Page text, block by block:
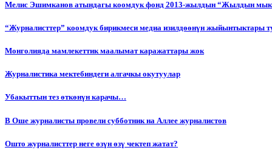
Мелис Эшимканов атындагы коомдук фонд 2013-жылдын “Жылдын
“Журналисттер” коомдук бирикмеси медиа изилдөөнүн жыйынтыктары
Монголияда мамлекеттик маалымат каражаттары жок
Журналистика мектебиндеги алгачкы окутуулар
Убакыттын тез өткөнүн карачы…
В Оше журналисты провели субботник на Аллее журналистов
Ошто журналисттер неге өзүн өзү чектеп жатат?